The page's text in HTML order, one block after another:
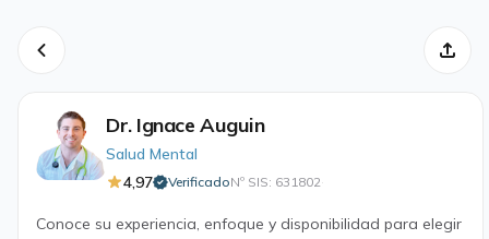
Dr. Ignace Auguin
Salud Mental
4,97
VerificadoNº SIS: 631802·
Conoce su experiencia, enfoque y disponibilidad para elegir